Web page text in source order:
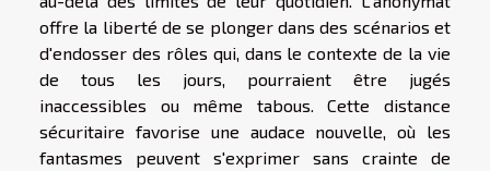
offre la liberté de se plonger dans des scénarios et
d'endosser des rôles qui, dans le contexte de la vie
de tous les jours, pourraient être jugés
inaccessibles ou même tabous. Cette distance
sécuritaire favorise une audace nouvelle, où les
fantasmes peuvent s'exprimer sans crainte de